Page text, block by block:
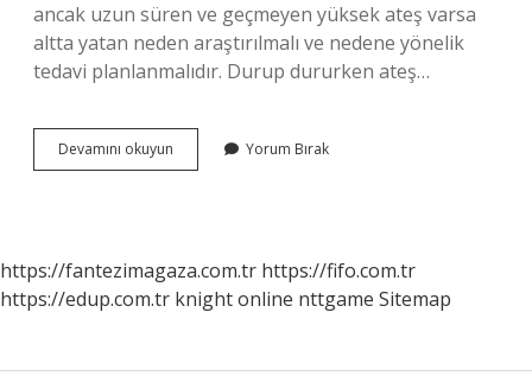
ancak uzun süren ve geçmeyen yüksek ateş varsa
altta yatan neden araştırılmalı ve nedene yönelik
tedavi planlanmalıdır. Durup dururken ateş…
Devamını okuyun
Çıkması
Yorum Bırak
https://fantezimagaza.com.tr https://fifo.com.tr
https://edup.com.tr knight online nttgame Sitemap